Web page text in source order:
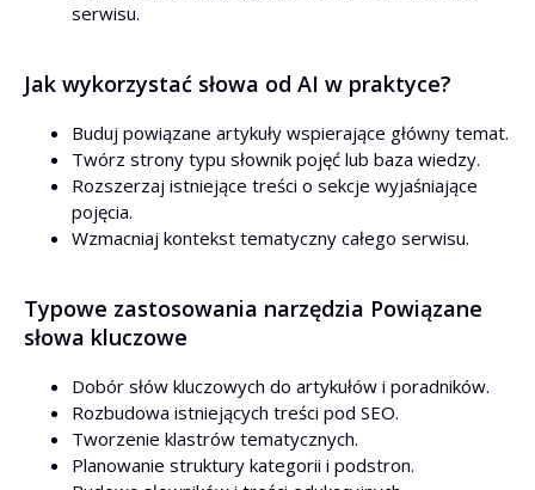
serwisu.
Jak wykorzystać słowa od AI w praktyce?
Buduj powiązane artykuły wspierające główny temat.
Twórz strony typu słownik pojęć lub baza wiedzy.
Rozszerzaj istniejące treści o sekcje wyjaśniające
pojęcia.
Wzmacniaj kontekst tematyczny całego serwisu.
Typowe zastosowania narzędzia Powiązane
słowa kluczowe
Dobór słów kluczowych do artykułów i poradników.
Rozbudowa istniejących treści pod SEO.
Tworzenie klastrów tematycznych.
Planowanie struktury kategorii i podstron.